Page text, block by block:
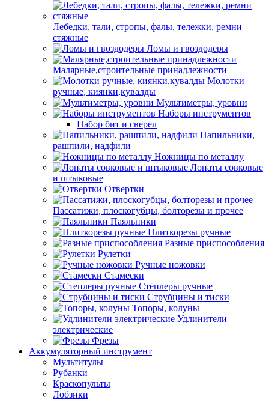
Лебедки, тали, стропы, фалы, тележки, ремни
стяжные
Ломы и гвоздодеры
Малярные,строительные принадлежности
Молотки
ручные, киянки,кувалды
Мультиметры, уровни
Наборы инструментов
Набор бит и сверел
Напильники,
рашпили, надфили
Ножницы по металлу
Лопаты совковые
и штыковые
Отвертки
Пассатижи, плоскогубцы, болторезы и прочее
Паяльники
Плиткорезы ручные
Разные приспособления
Рулетки
Ручные ножовки
Стамески
Степлеры ручные
Струбцины и тиски
Топоры, колуны
Удлинители
электрические
Фрезы
Аккумуляторный инструмент
Мультитулы
Рубанки
Краскопульты
Лобзики